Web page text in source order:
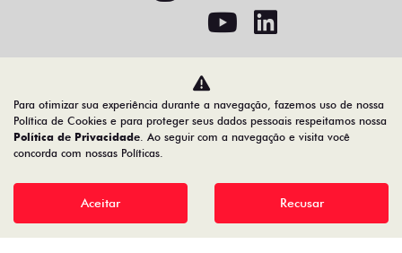
Desacelere. Seu bem maior é a vida.
02.692.394/0003-83
Para otimizar sua experiência durante a navegação, fazemos uso de nossa
Política de Cookies e para proteger seus dados pessoais respeitamos nossa
Política de Privacidade. Ao seguir com a navegação e visita você
concorda com nossas Políticas.
Aceitar Recusar